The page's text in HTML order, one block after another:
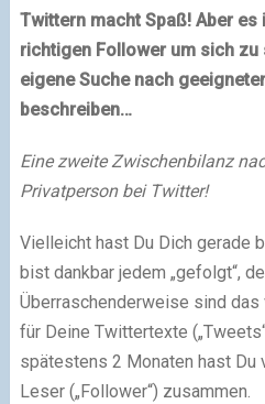
Twittern macht Spaß! Aber
richtigen Follower um sich zu
eigene Suche nach
beschreiben…
Eine zweite Zwischenbilanz
Privatperson bei Twitter!
Vielleicht hast Du Dich gerade
bist dankbar jedem „gefolgt“,
Überraschenderweise sind
für Deine Twittertexte
spätestens 2 Monaten hast Du
Leser („Follower“) zusammen.